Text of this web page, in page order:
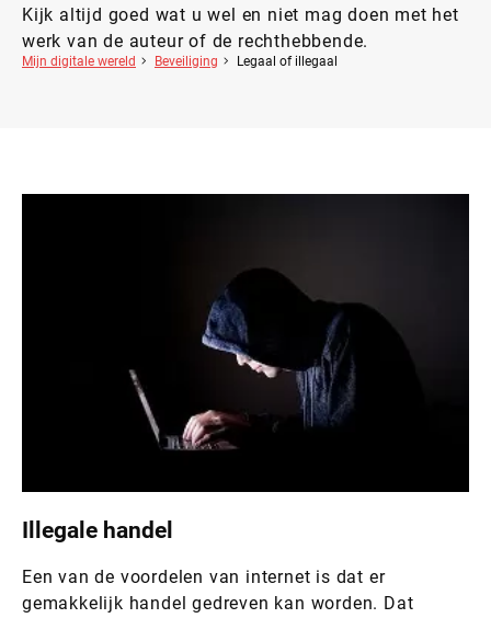
Kijk altijd goed wat u wel en niet mag doen met het
werk van de auteur of de rechthebbende.
Mijn digitale wereld Beveiliging Legaal of illegaal
Illegale handel
Een van de voordelen van internet is dat er
gemakkelijk handel gedreven kan worden. Dat